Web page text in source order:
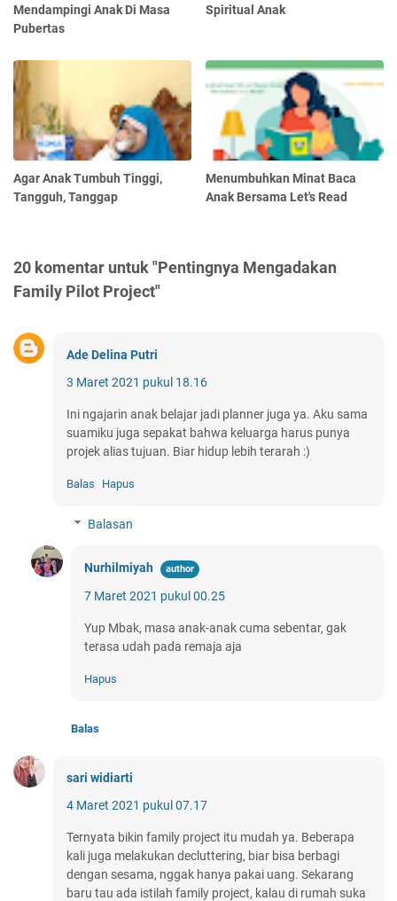
Mendampingi Anak Di Masa
Pubertas
Spiritual Anak
Agar Anak Tumbuh Tinggi,
Tangguh, Tanggap
Menumbuhkan Minat Baca
Anak Bersama Let's Read
20 komentar untuk "Pentingnya Mengadakan
Family Pilot Project"
Ade Delina Putri
3 Maret 2021 pukul 18.16
Ini ngajarin anak belajar jadi planner juga ya. Aku sama
suamiku juga sepakat bahwa keluarga harus punya
projek alias tujuan. Biar hidup lebih terarah :)
Balas Hapus
Balasan
Nurhilmiyah
7 Maret 2021 pukul 00.25
Yup Mbak, masa anak-anak cuma sebentar, gak
terasa udah pada remaja aja
Hapus
Balas
sari widiarti
4 Maret 2021 pukul 07.17
Ternyata bikin family project itu mudah ya. Beberapa
kali juga melakukan decluttering, biar bisa berbagi
dengan sesama, nggak hanya pakai uang. Sekarang
baru tau ada istilah family project, kalau di rumah suka